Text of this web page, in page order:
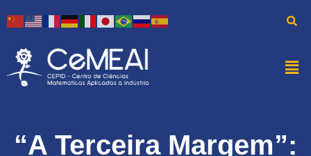
“A Terceira Margem”: